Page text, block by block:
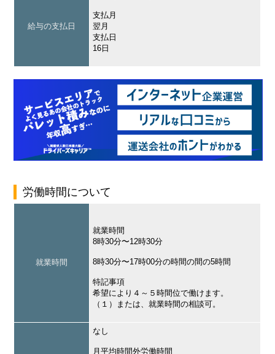
給与の支払日
支払月
翌月
支払日
16日
労働時間について
就業時間
就業時間
8時30分〜12時30分
8時30分〜17時00分の時間の間の5時間
特記事項
希望により４～５時間位で働けます。
（１）または、就業時間の相談可。
なし
月平均時間外労働時間